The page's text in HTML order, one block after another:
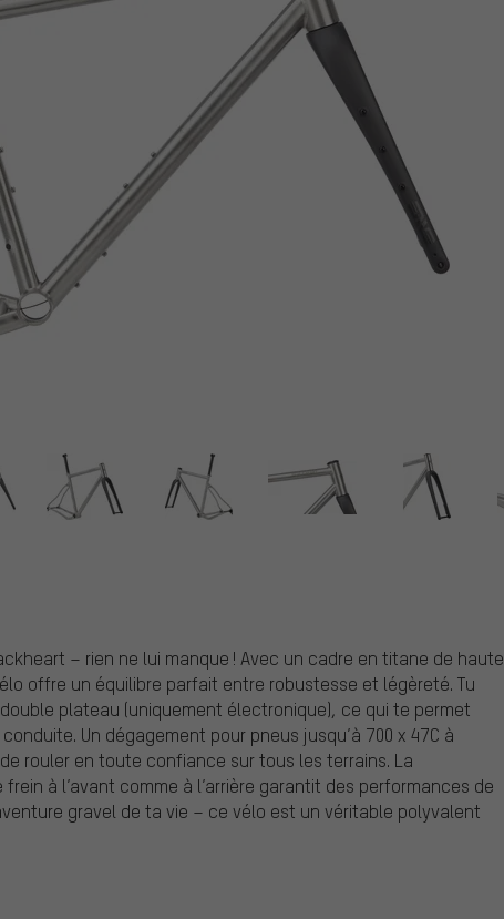
– rien ne lui manque ! Avec un cadre en titane de haute
offre un équilibre parfait entre robustesse et légèreté. Tu
plateau (uniquement électronique), ce qui te permet
Un dégagement pour pneus jusqu’à 700 x 47C à
rouler en toute confiance sur tous les terrains. La
à l’avant comme à l’arrière garantit des performances de
gravel de ta vie – ce vélo est un véritable polyvalent